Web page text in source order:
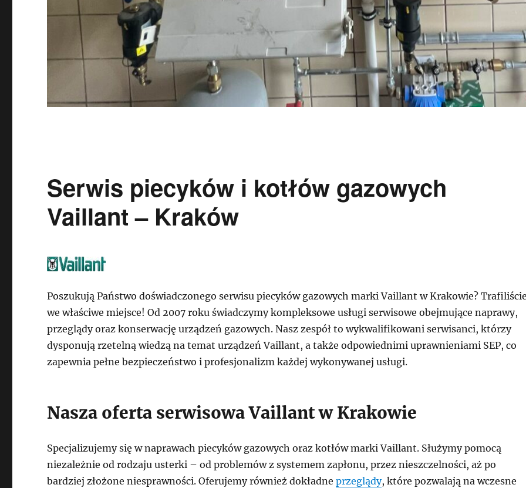
Serwis piecyków i kotłów gazowych
Vaillant – Kraków
Poszukują Państwo doświadczonego serwisu piecyków gazowych marki Vaillant w Krakowie?
we właściwe miejsce! Od 2007 roku świadczymy kompleksowe usługi serwisowe obejmujące naprawy,
przeglądy oraz konserwację urządzeń gazowych. Nasz zespół to wykwalifikowani serwisanci, którzy
dysponują rzetelną wiedzą na temat urządzeń Vaillant, a także odpowiednimi uprawnieniami SEP, co
zapewnia pełne bezpieczeństwo i profesjonalizm każdej wykonywanej usługi.
Nasza oferta serwisowa Vaillant w Krakowie
Specjalizujemy się w naprawach piecyków gazowych oraz kotłów marki Vaillant. Służymy pomocą
niezależnie od rodzaju usterki – od problemów z systemem zapłonu, przez nieszczelności, aż po
bardziej złożone niesprawności. Oferujemy również dokładneprzeglądy, które pozwalają na wczesne